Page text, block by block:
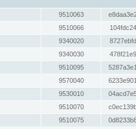
9510063
9510066
9340020
9340030
9510095
9570040
9530010
9510070
9510075